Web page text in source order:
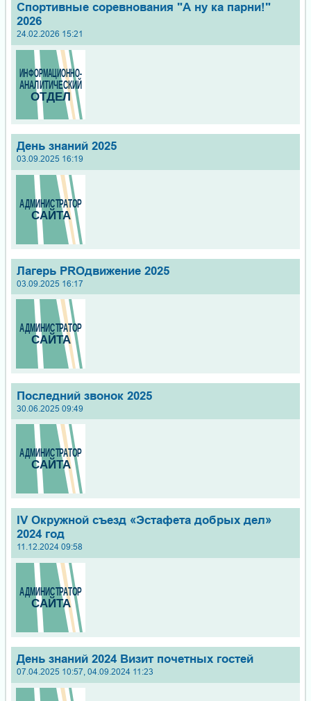
Спортивные соревнования "А ну ка парни!"
2026
24.02.2026 15:21
День знаний 2025
03.09.2025 16:19
Лагерь PROдвижение 2025
03.09.2025 16:17
Последний звонок 2025
30.06.2025 09:49
IV Окружной съезд «Эстафета добрых дел»
2024 год
11.12.2024 09:58
День знаний 2024 Визит почетных гостей
07.04.2025 10:57, 04.09.2024 11:23